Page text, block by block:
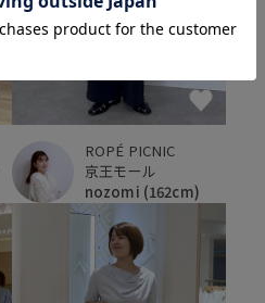
ROPÉ PICNIC
京王モール
nozomi (162cm)